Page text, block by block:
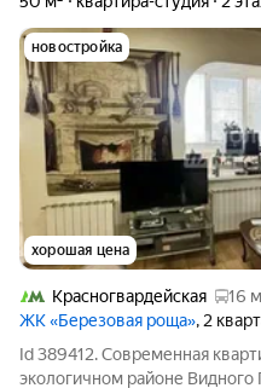
новостройка
хорошая цена
Красногвардейская
16
ЖК «Березовая роща», 2
Id 389412. Современная
экологичном районе